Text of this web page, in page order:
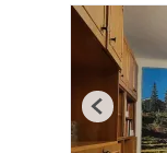
Previous